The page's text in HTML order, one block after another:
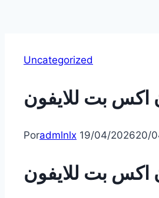
Uncategorized
اكس بت للايفون
Poradmlnlx 19/04/202620/
اكس بت للايفون